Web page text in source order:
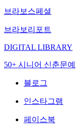
브라보스페셜
브라보리포트
DIGITAL LIBRARY
50+ 시니어 신춘문예
블로그
인스타그램
페이스북